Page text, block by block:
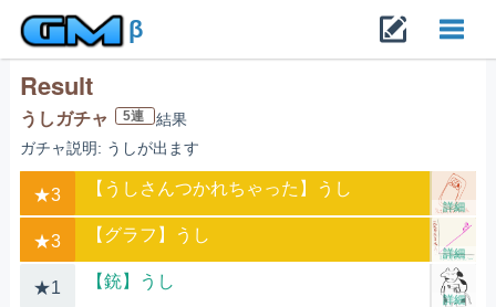
β
Result
うしガチャ 5連
結果
ガチャ説明: うしが出ます
★3 【うしさんつかれちゃった】うし
詳細
★3 【グラフ】うし
詳細
★1 【銃】うし
詳細